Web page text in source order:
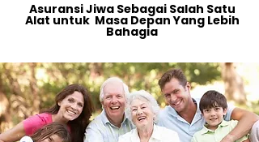
Asuransi Jiwa Sebagai Salah Satu
Alat untuk Masa Depan Yang Lebih
Bahagia